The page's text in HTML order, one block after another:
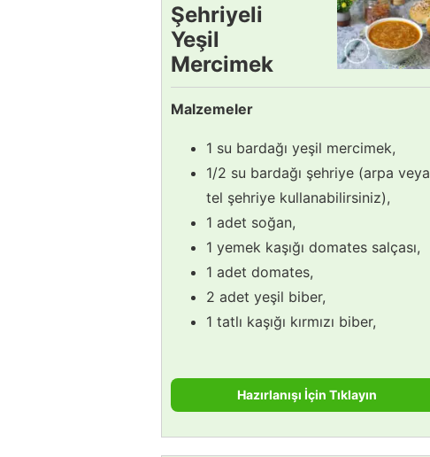
Şehriyeli
Yeşil
Mercimek
Çorbası
Tarifi
Malzemeler
1 su bardağı yeşil mercimek,
1/2 su bardağı şehriye (arpa veya
tel şehriye kullanabilirsiniz),
1 adet soğan,
1 yemek kaşığı domates salçası,
1 adet domates,
2 adet yeşil biber,
1 tatlı kaşığı kırmızı biber,
Hazırlanışı İçin Tıklayın